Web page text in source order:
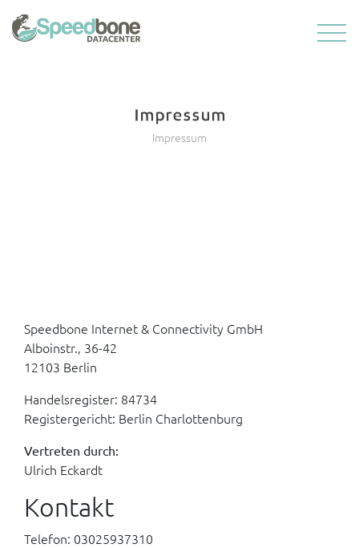
Impressum
Impressum
Speedbone Internet & Connectivity GmbH
Alboinstr., 36-42
12103 Berlin
Handelsregister: 84734
Registergericht: Berlin Charlottenburg
Vertreten durch:
Ulrich Eckardt
Kontakt
Telefon: 03025937310